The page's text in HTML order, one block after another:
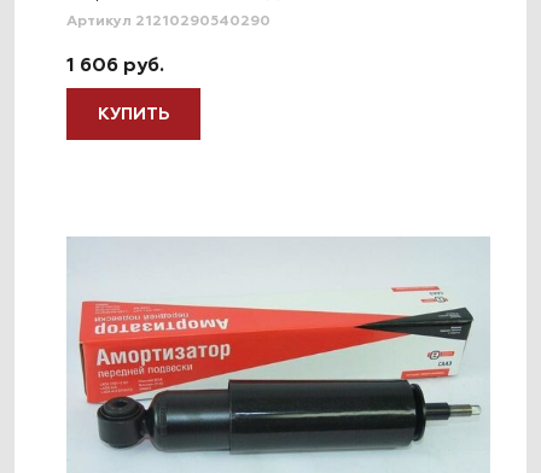
Артикул 21210290540290
1 606 руб.
КУПИТЬ